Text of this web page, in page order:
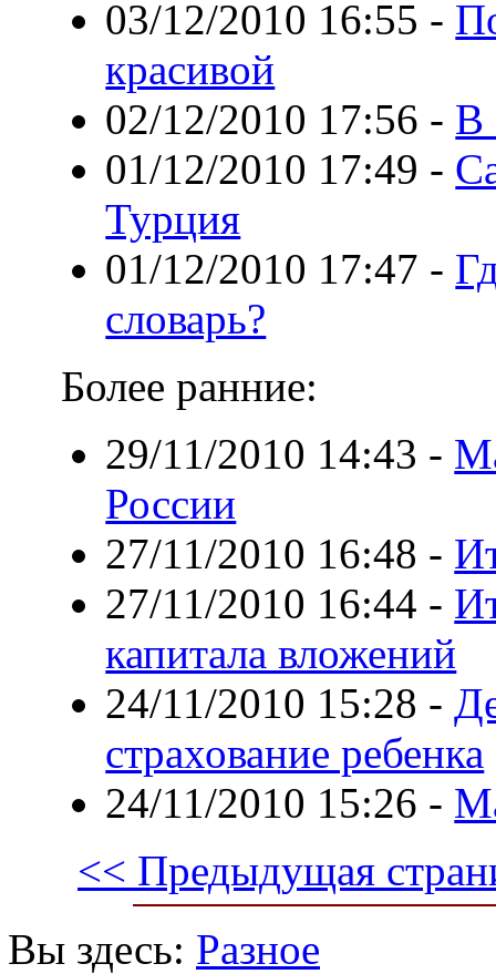
03/12/2010 16:55 -
красивой
02/12/2010 17:56 - В
01/12/2010 17:49 -
Турция
01/12/2010 17:47 -
словарь?
Более ранние:
29/11/2010 14:43 -
России
27/11/2010 16:48 -
27/11/2010 16:44 -
капитала вложений
24/11/2010 15:28 -
страхование ребенка
24/11/2010 15:26 -
<< Предыдущая
Вы здесь: Разное